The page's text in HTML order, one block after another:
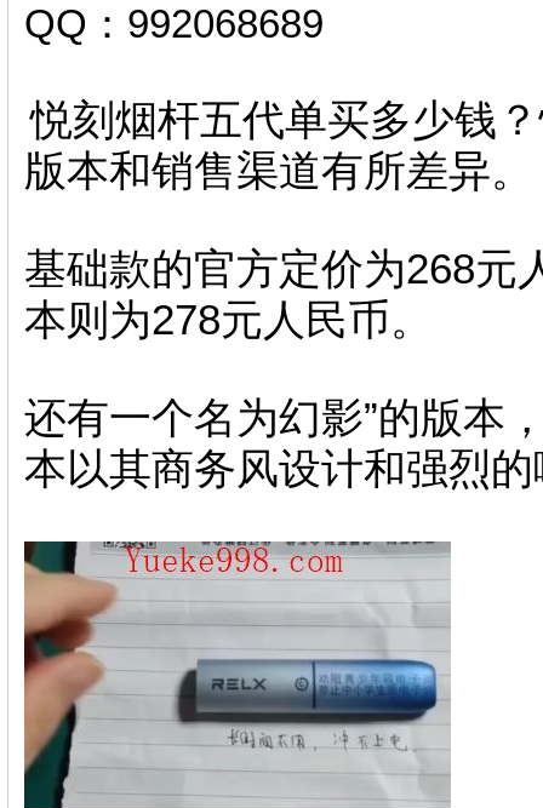
QQ：992068689
悦刻烟杆五代单买多少钱
版本和销售渠道有所差异。
基础款的官方定价为268元
本则为278元人民币。
还有一个名为幻影”的版本
本以其商务风设计和强烈